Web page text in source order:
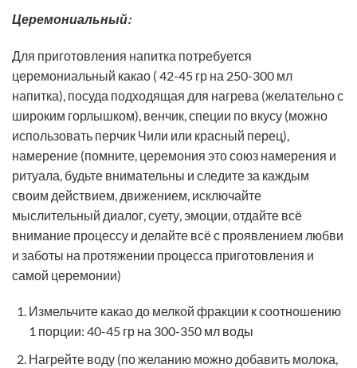
Церемониальный:
Для приготовления напитка потребуется
церемониальный какао ( 42-45 гр на 250-300 мл
напитка), посуда подходящая для нагрева (желательно с
широким горлышком), венчик, специи по вкусу (можно
использовать перчик Чили или красный перец),
намерение (помните, церемония это союз намерения и
ритуала, будьте внимательны и следите за каждым
своим действием, движением, исключайте
мыслительный диалог, суету, эмоции, отдайте всё
внимание процессу и делайте всё с проявлением любви
и заботы на протяжении процесса приготовления и
самой церемонии)
Измельчите какао до мелкой фракции к соотношению
1 порции: 40-45 гр на 300-350 мл воды
Нагрейте воду (по желанию можно добавить молока,